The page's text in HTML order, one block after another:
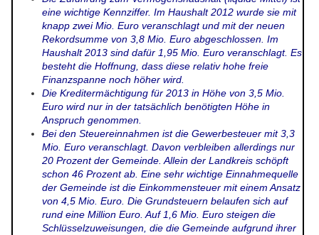
eine wichtige Kennziffer. Im Haushalt 2012 wurde sie mit
knapp zwei Mio. Euro veranschlagt und mit der neuen
Rekordsumme von 3,8 Mio. Euro abgeschlossen. Im
Haushalt 2013 sind dafür 1,95 Mio. Euro veranschlagt. Es
besteht die Hoffnung, dass diese relativ hohe freie
Finanzspanne noch höher wird.
Die Kreditermächtigung für 2013 in Höhe von 3,5 Mio.
Euro wird nur in der tatsächlich benötigten Höhe in
Anspruch genommen.
Bei den Steuereinnahmen ist die Gewerbesteuer mit 3,3
Mio. Euro veranschlagt. Davon verbleiben allerdings nur
20 Prozent der Gemeinde. Allein der Landkreis schöpft
schon 46 Prozent ab. Eine sehr wichtige Einnahmequelle
der Gemeinde ist die Einkommensteuer mit einem Ansatz
von 4,5 Mio. Euro. Die Grundsteuern belaufen sich auf
rund eine Million Euro. Auf 1,6 Mio. Euro steigen die
Schlüsselzuweisungen, die die Gemeinde aufgrund ihrer